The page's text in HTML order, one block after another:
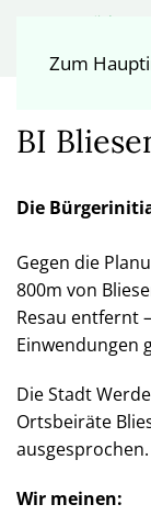
Zum
BI
Die
Gegen die
800m von
Resau entfernt
Einwendungen
Die Stadt
Ortsbeiräte
ausgesprochen.
Wir meinen: